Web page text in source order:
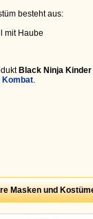
besteht aus:
mit Haube
Black Ninja
Kombat.
Masken und